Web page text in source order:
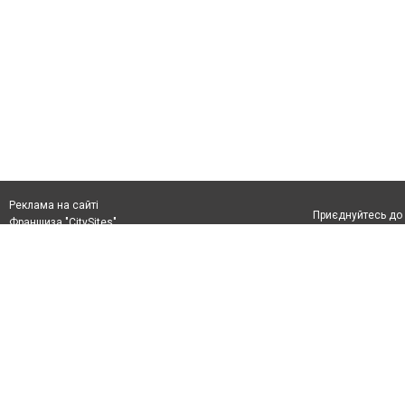
Реклама на сайті
Франшиза "CitySites"
Приєднуйтесь до